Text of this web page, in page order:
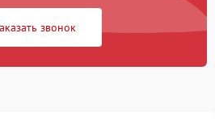
звонок